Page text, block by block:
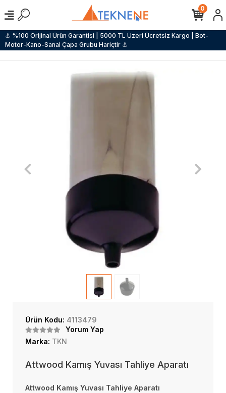
⚓ %100 Orijinal Ürün Garantisi | 5000 TL Üzeri Ücretsiz Kargo | Bot-
Motor-Kano-Sanal Çapa Grubu Hariçtir ⚓
0
Ürün Kodu: 4113479
Yorum Yap
Marka: TKN
Attwood Kamış Yuvası Tahliye Aparatı
Attwood Kamış Yuvası Tahliye Aparatı